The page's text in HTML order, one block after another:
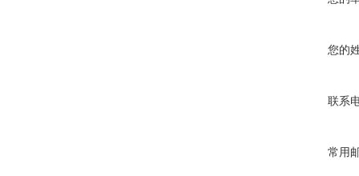
您的
联系
常用